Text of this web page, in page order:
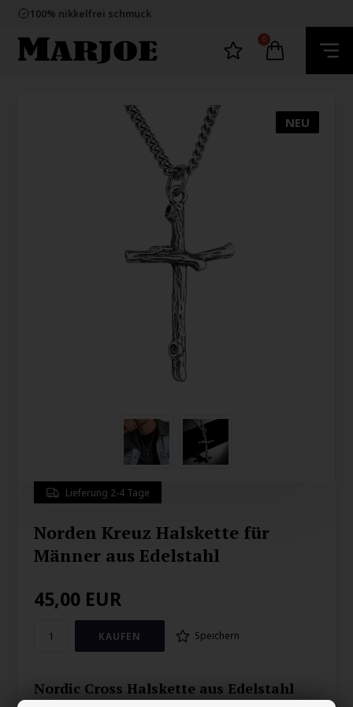
100% nikkelfrei schmuck
60 Tage Rückgabe
E-mark webshop
100% nikkelfrei schmuck
0
NEU
Lieferung 2-4 Tage
Norden Kreuz Halskette für
Männer aus Edelstahl
45,00 EUR
Speichern
Nordic Cross Halskette aus Edelstahl